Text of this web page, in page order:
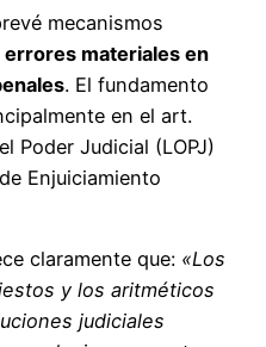
mecanismos
errores materiales en
. El fundamento
en el art.
Poder Judicial (LOPJ)
Enjuiciamiento
claramente que: «Los
y los aritméticos
judiciales